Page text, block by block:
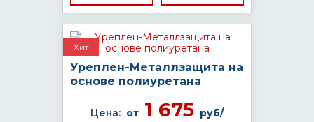
Хит
Уреплен-Металлзащита на
основе полиуретана
Цена: от 1 675 руб/